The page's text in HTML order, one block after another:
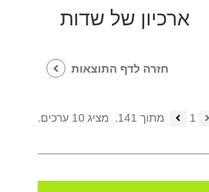
ארכיון של שדות
חזרה לדף התוצאות
1 מתוך 141.
מציג 10 ערכים.